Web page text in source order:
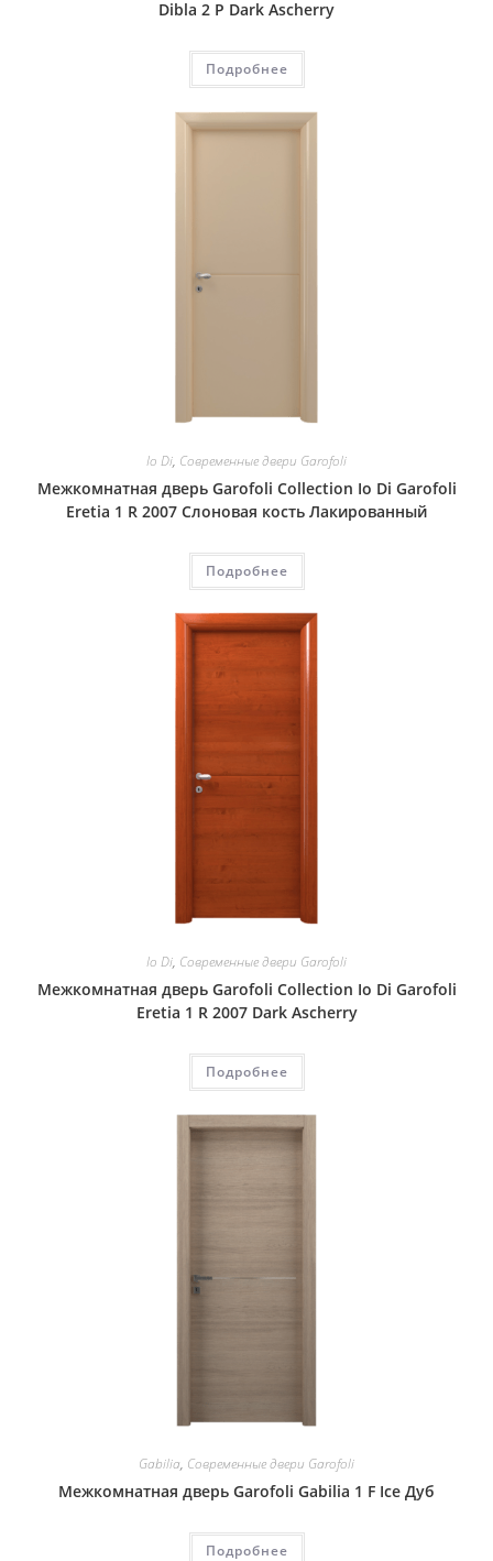
Dibla 2 P Dark Ascherry
Подробнее
Io Di, Современные двери Garofoli
Межкомнатная дверь Garofoli Collection Io Di Garofoli
Eretia 1 R 2007 Слоновая кость Лакированный
Подробнее
Io Di, Современные двери Garofoli
Межкомнатная дверь Garofoli Collection Io Di Garofoli
Eretia 1 R 2007 Dark Ascherry
Подробнее
Gabilia, Современные двери Garofoli
Межкомнатная дверь Garofoli Gabilia 1 F Ice Дуб
Подробнее